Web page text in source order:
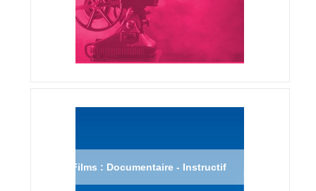
Films : Documentaire - Instructif